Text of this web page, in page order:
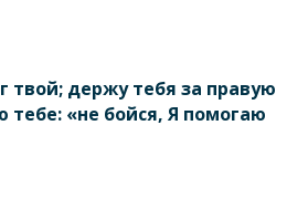
твой; держу тебя за правую
тебе: «не бойся, Я помогаю